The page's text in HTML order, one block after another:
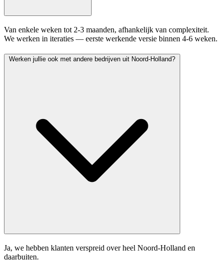
Van enkele weken tot 2-3 maanden, afhankelijk van complexiteit.
We werken in iteraties — eerste werkende versie binnen 4-6 weken.
Werken jullie ook met andere bedrijven uit Noord-Holland?
Ja, we hebben klanten verspreid over heel Noord-Holland en
daarbuiten.